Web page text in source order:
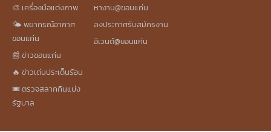
🎨 เครื่องมือแต่งภาพ
🌤️ พยากรณ์อากาศ
ขอนแก่น
📰 ข่าวขอนแก่น
🔥 ข่าวเด่นประเด็นร้อน
🎟️ ตรวจสลากกินแบ่ง
รัฐบาล
หางาน@ขอนแก่น
ลงประกาศรับสมัครงาน
อีเวนต์@ขอนแก่น